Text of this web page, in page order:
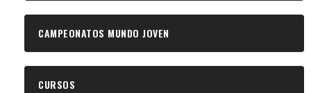
CAMPEONATOS MUNDO JOVEN
CURSOS